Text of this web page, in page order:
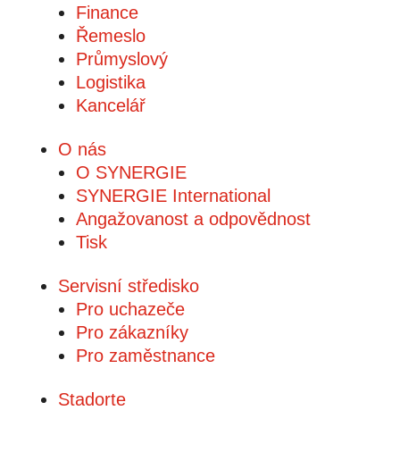
Finance
Řemeslo
Průmyslový
Logistika
Kancelář
O nás
O SYNERGIE
SYNERGIE International
Angažovanost a odpovědnost
Tisk
Servisní středisko
Pro uchazeče
Pro zákazníky
Pro zaměstnance
Stadorte